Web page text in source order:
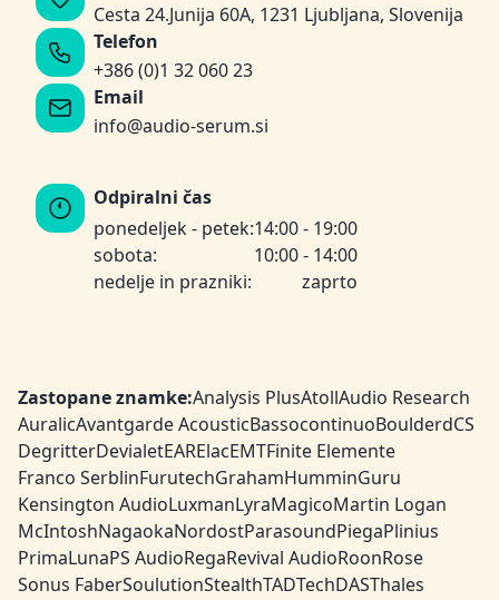
Cesta 24.Junija 60A, 1231 Ljubljana, Slovenija
Telefon
+386 (0)1 32 060 23
Email
info@audio-serum.si
Odpiralni čas
ponedeljek - petek:14:00 - 19:00
sobota:
10:00 - 14:00
nedelje in prazniki:
zaprto
Zastopane znamke:Analysis PlusAtollAudio Research
AuralicAvantgarde AcousticBassocontinuoBoulderdCS
DegritterDevialetEARElacEMTFinite Elemente
Franco SerblinFurutechGrahamHumminGuru
Kensington AudioLuxmanLyraMagicoMartin Logan
McIntoshNagaokaNordostParasoundPiegaPlinius
PrimaLunaPS AudioRegaRevival AudioRoonRose
Sonus FaberSoulutionStealthTADTechDASThales